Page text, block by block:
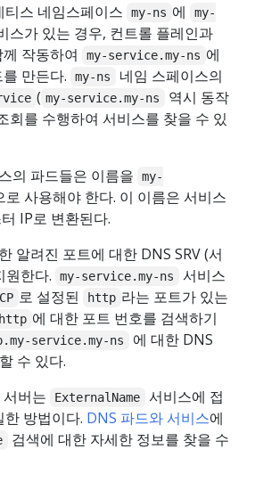
티스 네임스페이스
my-ns 에
my-
스가 있는 경우, 컨트롤 플레인과
작동하여
my-service.my-ns 에
만든다.
my-ns
네임 스페이스의
( my-service.my-ns
역시 동작
회를 수행하여 서비스를 찾을 수 있
의 파드들은 이름을
my-
로 사용해야 한다. 이 이름은 서비스
IP로 변환된다.
알려진 포트에 대한 DNS SRV (서
원한다.
my-service.my-ns
서비스
로 설정된 http 라는 포트가 있는
http 에 대한 포트 번호를 검색하기
service.my-ns
에 대한 DNS
수 있다.
버는
ExternalName
서비스에 접
방법이다. DNS 파드와 서비스에
검색에 대한 자세한 정보를 찾을 수